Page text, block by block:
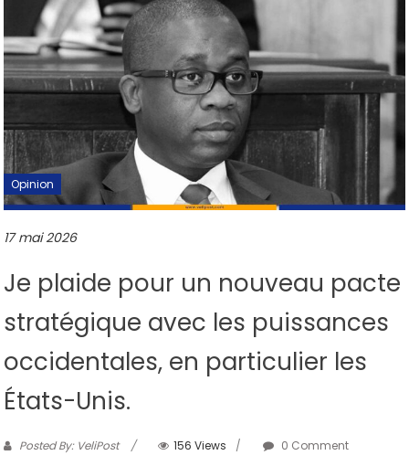
Opinion
17 mai 2026
Je plaide pour un nouveau pacte
stratégique avec les puissances
occidentales, en particulier les
États-Unis.
Posted By: VeliPost 156 Views 0 Comment